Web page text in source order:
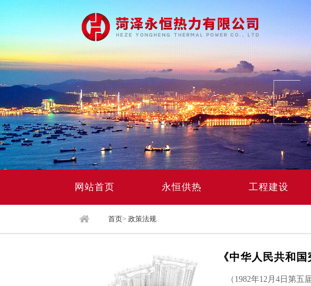
网站首页 永恒供热 工程建设
首页> 政策法规
《中华人民共和国
（1982年12月4日第五